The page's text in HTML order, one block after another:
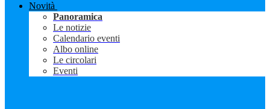
Novità
Panoramica
Le notizie
Calendario eventi
Albo online
Le circolari
Eventi